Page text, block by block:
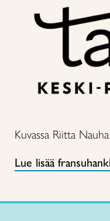
Kuvassa Riitta
Lue lisää